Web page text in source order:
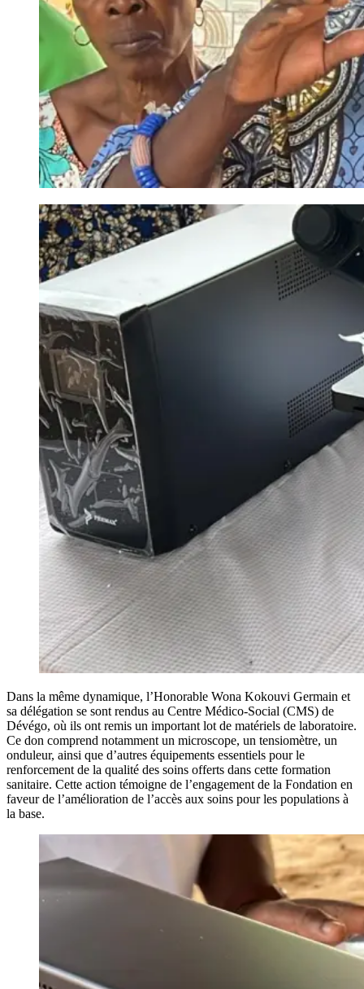
Dans la même dynamique, l’Honorable Wona Kokouvi Germain et
sa délégation se sont rendus au Centre Médico-Social (CMS) de
Dévégo, où ils ont remis un important lot de matériels de laboratoire.
Ce don comprend notamment un microscope, un tensiomètre, un
onduleur, ainsi que d’autres équipements essentiels pour le
renforcement de la qualité des soins offerts dans cette formation
sanitaire. Cette action témoigne de l’engagement de la Fondation en
faveur de l’amélioration de l’accès aux soins pour les populations à
la base.